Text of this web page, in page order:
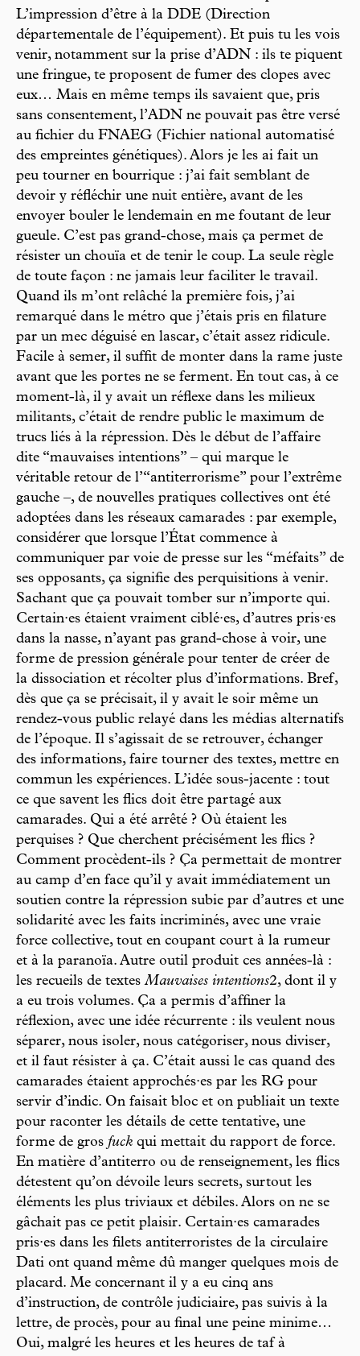
L’impression d’être à la DDE (Direction
départementale de l’équipement). Et puis tu les vois
venir, notamment sur la prise d’ADN : ils te piquent
une fringue, te proposent de fumer des clopes avec
eux… Mais en même temps ils savaient que, pris
sans consentement, l’ADN ne pouvait pas être versé
au fichier du FNAEG (Fichier national automatisé
des empreintes génétiques). Alors je les ai fait un
peu tourner en bourrique : j’ai fait semblant de
devoir y réfléchir une nuit entière, avant de les
envoyer bouler le lendemain en me foutant de leur
gueule. C’est pas grand-chose, mais ça permet de
résister un chouïa et de tenir le coup. La seule règle
de toute façon : ne jamais leur faciliter le travail.
Quand ils m’ont relâché la première fois, j’ai
remarqué dans le métro que j’étais pris en filature
par un mec déguisé en lascar, c’était assez ridicule.
Facile à semer, il suffit de monter dans la rame juste
avant que les portes ne se ferment. En tout cas, à ce
moment-là, il y avait un réflexe dans les milieux
militants, c’était de rendre public le maximum de
trucs liés à la répression. Dès le début de l’affaire
dite “mauvaises intentions” – qui marque le
véritable retour de l’“antiterrorisme” pour l’extrême
gauche –, de nouvelles pratiques collectives ont été
adoptées dans les réseaux camarades : par exemple,
considérer que lorsque l’État commence à
communiquer par voie de presse sur les “méfaits” de
ses opposants, ça signifie des perquisitions à venir.
Sachant que ça pouvait tomber sur n’importe qui.
Certain·es étaient vraiment ciblé·es, d’autres pris·es
dans la nasse, n’ayant pas grand-chose à voir, une
forme de pression générale pour tenter de créer de
la dissociation et récolter plus d’informations. Bref,
dès que ça se précisait, il y avait le soir même un
rendez-vous public relayé dans les médias alternatifs
de l’époque. Il s’agissait de se retrouver, échanger
des informations, faire tourner des textes, mettre en
commun les expériences. L’idée sous-jacente : tout
ce que savent les flics doit être partagé aux
camarades. Qui a été arrêté ? Où étaient les
perquises ? Que cherchent précisément les flics ?
Comment procèdent-ils ? Ça permettait de montrer
au camp d’en face qu’il y avait immédiatement un
soutien contre la répression subie par d’autres et une
solidarité avec les faits incriminés, avec une vraie
force collective, tout en coupant court à la rumeur
et à la paranoïa. Autre outil produit ces années-là :
les recueils de textes Mauvaises intentions2, dont il y
a eu trois volumes. Ça a permis d’affiner la
réflexion, avec une idée récurrente : ils veulent nous
séparer, nous isoler, nous catégoriser, nous diviser,
et il faut résister à ça. C’était aussi le cas quand des
camarades étaient approchés·es par les RG pour
servir d’indic. On faisait bloc et on publiait un texte
pour raconter les détails de cette tentative, une
forme de gros fuck qui mettait du rapport de force.
En matière d’antiterro ou de renseignement, les flics
détestent qu’on dévoile leurs secrets, surtout les
éléments les plus triviaux et débiles. Alors on ne se
gâchait pas ce petit plaisir. Certain·es camarades
pris·es dans les filets antiterroristes de la circulaire
Dati ont quand même dû manger quelques mois de
placard. Me concernant il y a eu cinq ans
d’instruction, de contrôle judiciaire, pas suivis à la
lettre, de procès, pour au final une peine minime…
Oui, malgré les heures et les heures de taf à